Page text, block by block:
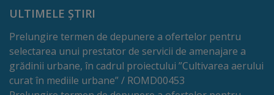
Proiecte
de
decizii
Decizii
ULTIMELE ȘTIRI
Prelungire termen de depunere a ofertelor pentru
selectarea unui prestator de servicii de amenajare a
grădinii urbane, în cadrul proiectului ”Cultivarea aerului
curat în mediile urbane” / ROMD00453